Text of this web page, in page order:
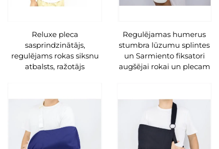
Reluxe pleca
sasprindzinātājs,
regulējams rokas siksnu
atbalsts, ražotājs
Regulējamas humerus
stumbra lūzumu splintes
un Sarmiento fiksatori
augšējai rokai un plecam